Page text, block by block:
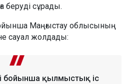
беруді сұрады.
бойынша Маңғыстау облысының
сауал жолдады:
бойынша қылмыстық іс